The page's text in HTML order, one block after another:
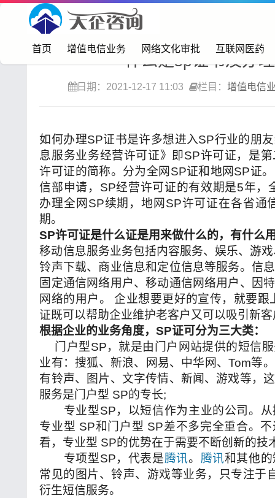
首页 增值电信业务 网络文化审批 互联网医药
首页> 增值电信业务
什么是sp证书及办
日期：2021-12-17 11:03 栏目：增值电信
如何办理SP证书是许多想进入SP行业的朋
息服务业务经营许可证》即SP许可证，是
许可证的简称。分为全网SP证和地网SP证
信部申请，SP经营许可证的有效期是5年，
办理全网SP续期，地网SP许可证在各省通
期。
SP许可证是什么证是用来做什么的，有什么
移动信息服务业务包括内容服务、娱乐、游
铃声下载、商业信息和定位信息等服务。信
固定通信网络用户、移动通信网络用户、因
网络的用户。 企业想要更好的宣传，就要
证既可以帮助企业维护老客户又可以吸引新
根据企业的业务角度，SP证可分为三大类：
门户型SP，就是由门户网站提供的短信
业有：搜狐、新浪、网易、中华网、Tom等
有铃声、图片、文字传情、新闻、游戏等，
服务是门户型 SP的专长;
专业型SP，以短信作为主业的公司。从
专业型 SP和门户型 SP差不多完全重合。
看，专业型 SP的优势在于需要不断创新的技
专项型SP，代表是腾讯。 腾讯和其他
常见的图片、铃声、游戏等业务，只专注于
衍生短信服务。